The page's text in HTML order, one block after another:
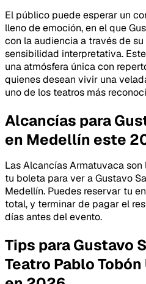
El público puede esperar un
lleno de emoción, en el que
con la audiencia a través de
sensibilidad interpretativa.
una atmósfera única con
quienes desean vivir una
uno de los teatros más
Alcancías para
en Medellín este
Las Alcancías Armatuvaca
tu boleta para ver a Gustavo
Medellín. Puedes reservar tu
total, y terminar de pagar el
días antes del evento.
Tips para Gustavo
Teatro Pablo